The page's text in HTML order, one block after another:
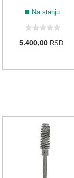
Na stanju
5.400,00 RSD